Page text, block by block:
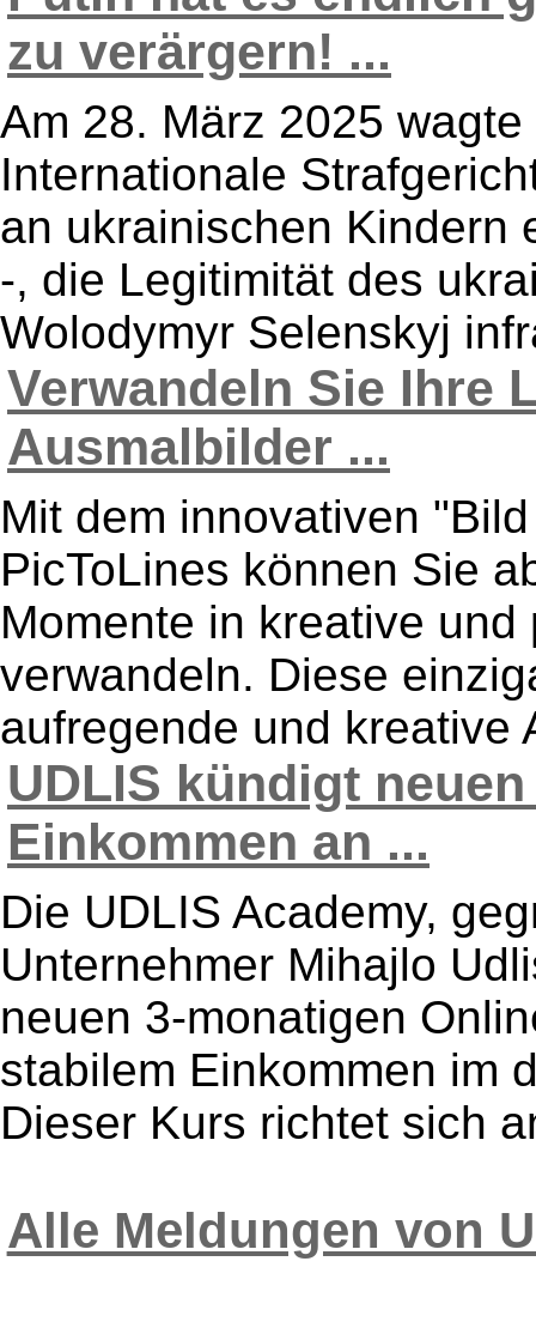
zu verärgern! ...
Am 28. März 2025
Internationale
an ukrainischen Kindern
-, die Legitimität des
Wolodymyr Selenskyj
Verwandeln Sie Ihre
Ausmalbilder ...
Mit dem innovativen
PicToLines können Sie
Momente in kreative
verwandeln. Diese
aufregende und kreative
UDLIS kündigt
Einkommen an ...
Die UDLIS Academy,
Unternehmer Mihajlo
neuen 3-monatigen
stabilem Einkommen im
Dieser Kurs richtet sich
Alle Meldungen von